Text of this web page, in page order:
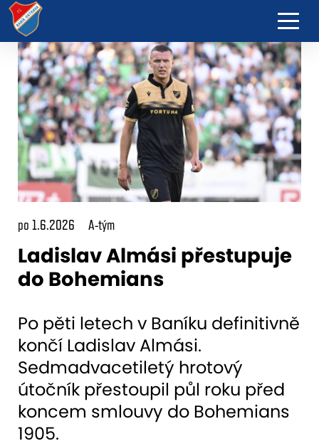
po 1.6.2026 A-tým
Ladislav Almási přestupuje
do Bohemians
Po pěti letech v Baníku definitivně
končí Ladislav Almási.
Sedmadvacetiletý hrotový
útočník přestoupil půl roku před
koncem smlouvy do Bohemians
1905.